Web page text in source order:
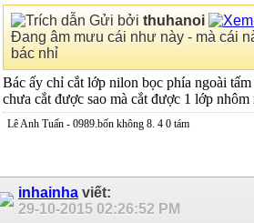
Gửi bởi thuhanoi
Đang âm mưu cái như này - mà cái
bác nhỉ
Bác ấy chỉ cắt lớp nilon bọc phía ngoài
chưa cắt được sao mà cắt được 1 lớp
Lê Anh Tuấn - 0989.bốn không 8. 4 0 tám
inhainha viết:
29-10-2015 02:26:52 PM